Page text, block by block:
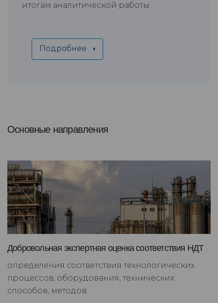
итогам аналитической работы.
Подробнее
Основные направления
Добровольная экспертная оценка соответствия НДТ
определения соответствия технологических
процессов, оборудования, технических
способов, методов.